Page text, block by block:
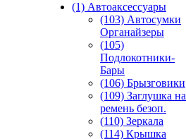
(1) Автоаксессуары
(103) Автосумки
Органайзеры
(105)
Подлокотники-
Бары
(106) Брызговики
(109) Заглушка на
ремень безоп.
(110) Зеркала
(114) Крышка